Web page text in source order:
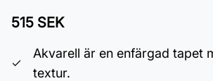
515 SEK
Akvarell är en enfärgad tapet
textur.